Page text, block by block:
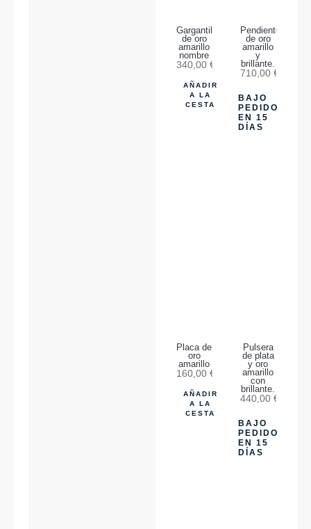
Gargantilla
de oro
amarillo
nombre
340,00 €
AÑADIR
A LA
CESTA
Pendiente
de oro
amarillo
y
brillante.
710,00 €
BAJO
PEDIDO
EN 15
DÍAS
Placa de
oro
amarillo
160,00 €
AÑADIR
A LA
CESTA
Pulsera
de plata
y oro
amarillo
con
brillante.
440,00 €
BAJO
PEDIDO
EN 15
DÍAS